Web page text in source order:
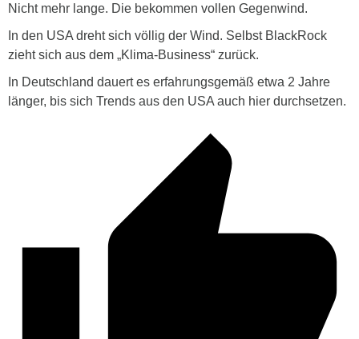
Nicht mehr lange. Die bekommen vollen Gegenwind.
In den USA dreht sich völlig der Wind. Selbst BlackRock
zieht sich aus dem „Klima-Business“ zurück.
In Deutschland dauert es erfahrungsgemäß etwa 2 Jahre
länger, bis sich Trends aus den USA auch hier durchsetzen.